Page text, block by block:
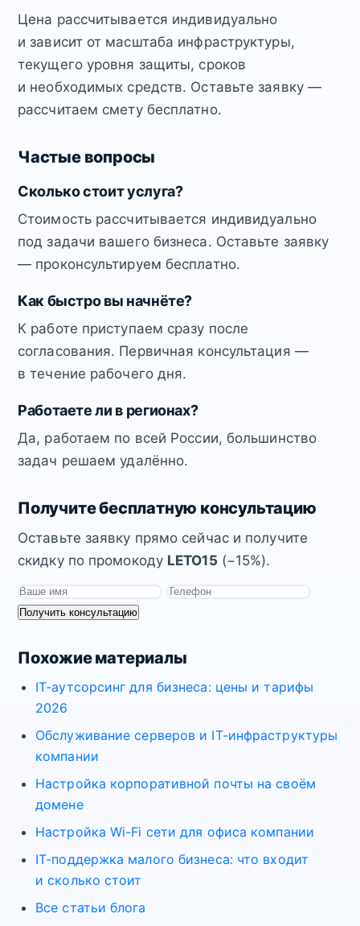
Цена рассчитывается индивидуально
и зависит от масштаба инфраструктуры,
текущего уровня защиты, сроков
и необходимых средств. Оставьте заявку —
рассчитаем смету бесплатно.
Частые вопросы
Сколько стоит услуга?
Стоимость рассчитывается индивидуально
под задачи вашего бизнеса. Оставьте заявку
— проконсультируем бесплатно.
Как быстро вы начнёте?
К работе приступаем сразу после
согласования. Первичная консультация —
в течение рабочего дня.
Работаете ли в регионах?
Да, работаем по всей России, большинство
задач решаем удалённо.
Получите бесплатную консультацию
Оставьте заявку прямо сейчас и получите
скидку по промокоду LETO15 (−15%).
Получить консультацию
Похожие материалы
IT-аутсорсинг для бизнеса: цены и тарифы
2026
Обслуживание серверов и IT-инфраструктуры
компании
Настройка корпоративной почты на своём
домене
Настройка Wi-Fi сети для офиса компании
IT-поддержка малого бизнеса: что входит
и сколько стоит
Все статьи блога